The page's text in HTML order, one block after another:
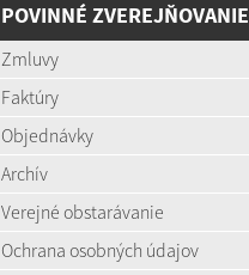
POVINNÉ ZVEREJŇOVANIE
Zmluvy
Faktúry
Objednávky
Archív
Verejné obstarávanie
Ochrana osobných údajov